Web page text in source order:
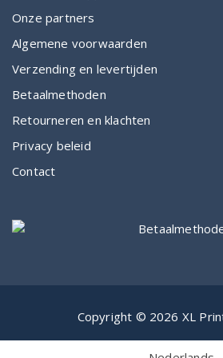
Onze partners
Algemene voorwaarden
Verzending en levertijden
Betaalmethoden
Retourneren en klachten
Privacy beleid
Contact
Copyright © 2026 XL